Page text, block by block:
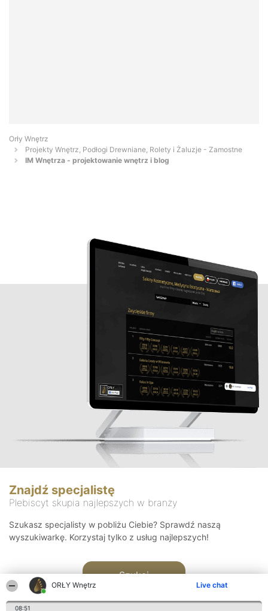
ORŁY Wnętrz Live chat
08:51
Orły Wnętrz
Projekty Wnętrz, Podłogi Drewniane, Rolety i Żaluzje - Zamostne
IM Wnętrza - projektowanie wnętrz i blog
Znajdź specjalistę
Plebiscyt skupia najlepszych w branży
Szukasz specjalisty w pobliżu Ciebie? Sprawdź naszą
wyszukiwarkę. Korzystaj tylko z usług najlepszych!
Szukaj